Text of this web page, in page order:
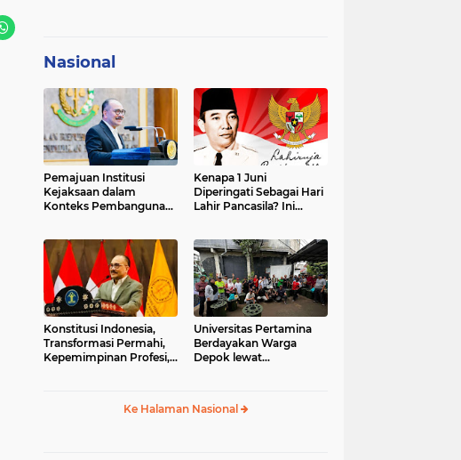
Nasional
Pemajuan Institusi
Kejaksaan dalam
Konteks Pembangunan
Kenapa 1 Juni
Diperingati Sebagai Hari
Lahir Pancasila? Ini
Konstitusi Indonesia,
Transformasi Permahi,
Kepemimpinan Profesi,
Universitas Pertamina
Berdayakan Warga
Depok lewat
Ke Halaman Nasional